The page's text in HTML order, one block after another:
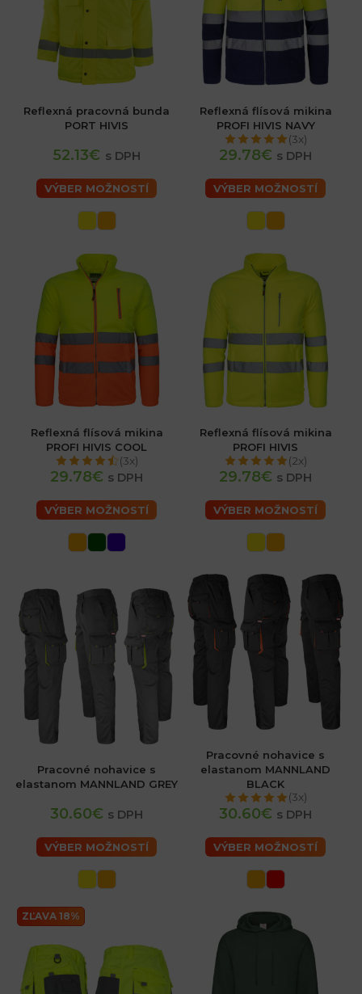
Reflexná pracovná bunda
PORT HIVIS
52.13€ s DPH
VÝBER MOŽNOSTÍ
Reflexná flísová mikina
PROFI HIVIS NAVY
(3x)
29.78€ s DPH
VÝBER MOŽNOSTÍ
Reflexná flísová mikina
PROFI HIVIS COOL
(3x)
29.78€ s DPH
VÝBER MOŽNOSTÍ
Reflexná flísová mikina
PROFI HIVIS
(2x)
29.78€ s DPH
VÝBER MOŽNOSTÍ
Pracovné nohavice s
elastanom MANNLAND GREY
30.60€ s DPH
VÝBER MOŽNOSTÍ
Pracovné nohavice s
elastanom MANNLAND
BLACK
(3x)
30.60€ s DPH
VÝBER MOŽNOSTÍ
ZĽAVA 18%